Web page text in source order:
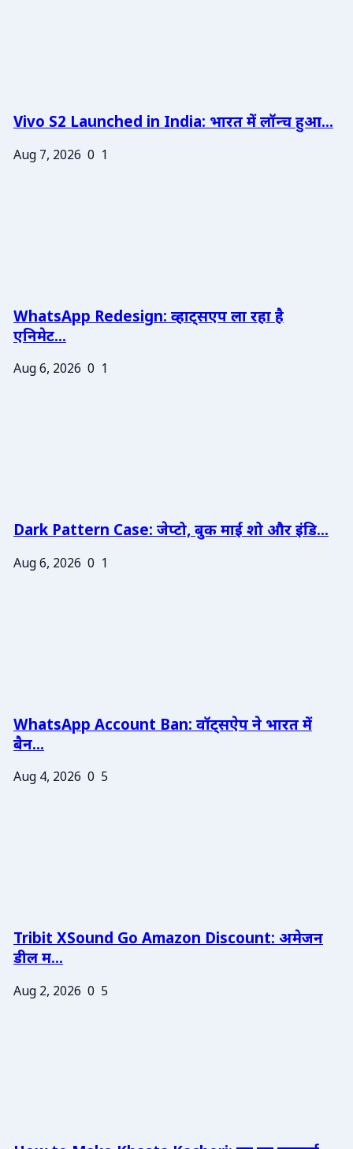
Vivo S2 Launched in India: भारत में लॉन्च हुआ...
Aug 7, 2026 0 1
WhatsApp Redesign: व्हाट्सएप ला रहा है
एनिमेट...
Aug 6, 2026 0 1
Dark Pattern Case: जेप्टो, बुक माई शो और इंडि...
Aug 6, 2026 0 1
WhatsApp Account Ban: वॉट्सऐप ने भारत में
बैन...
Aug 4, 2026 0 5
Tribit XSound Go Amazon Discount: अमेजन
डील म...
Aug 2, 2026 0 5